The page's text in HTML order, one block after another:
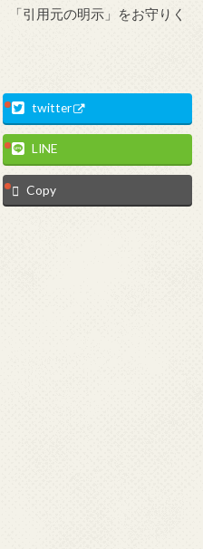
「引用元の明示」をお守りく
twitter
LINE
Copy